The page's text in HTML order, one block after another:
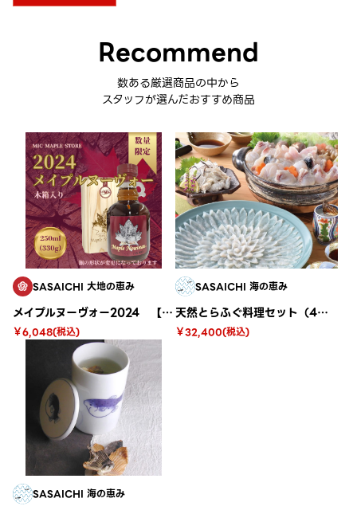
Recommend
数ある厳選商品の中から
スタッフが選んだおすすめ商品
SASAICHI 大地の恵み
メイプルヌーヴォー2024 【木箱入り】
￥6,048(税込)
SASAICHI 海の恵み
天然とらふぐ料理セット（4〜5人前） H-301
￥32,400(税込)
SASAICHI 海の恵み